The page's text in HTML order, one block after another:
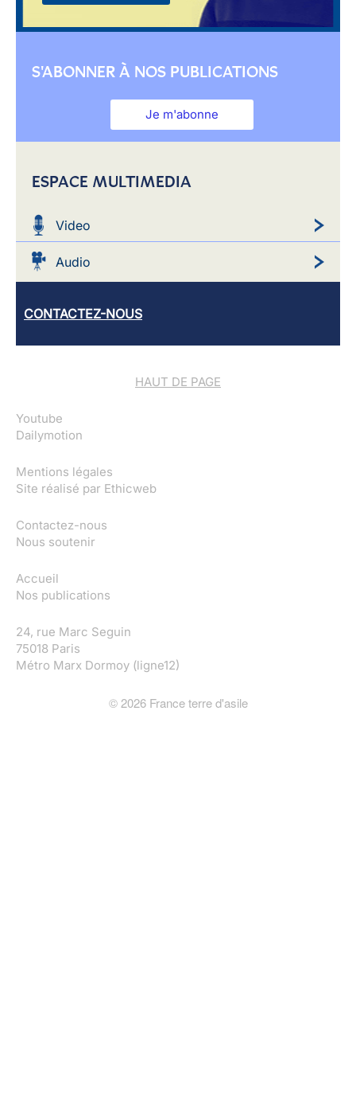
S'ABONNER À NOS PUBLICATIONS
Je m'abonne
ESPACE MULTIMEDIA
Video
Audio
CONTACTEZ-NOUS
HAUT DE PAGE
Youtube
Dailymotion
Mentions légales
Site réalisé par Ethicweb
Contactez-nous
Nous soutenir
Accueil
Nos publications
24, rue Marc Seguin
75018 Paris
Métro Marx Dormoy (ligne12)
©2026France terre d'asile